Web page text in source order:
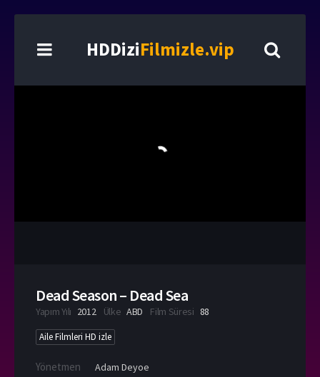
HDDiziFilmizle.vip
Dead Season – Dead Sea
Yapım Yılı 2012 Ülke ABD Film Süresi 88
Aile Filmleri HD izle
Yönetmen Adam Deyoe